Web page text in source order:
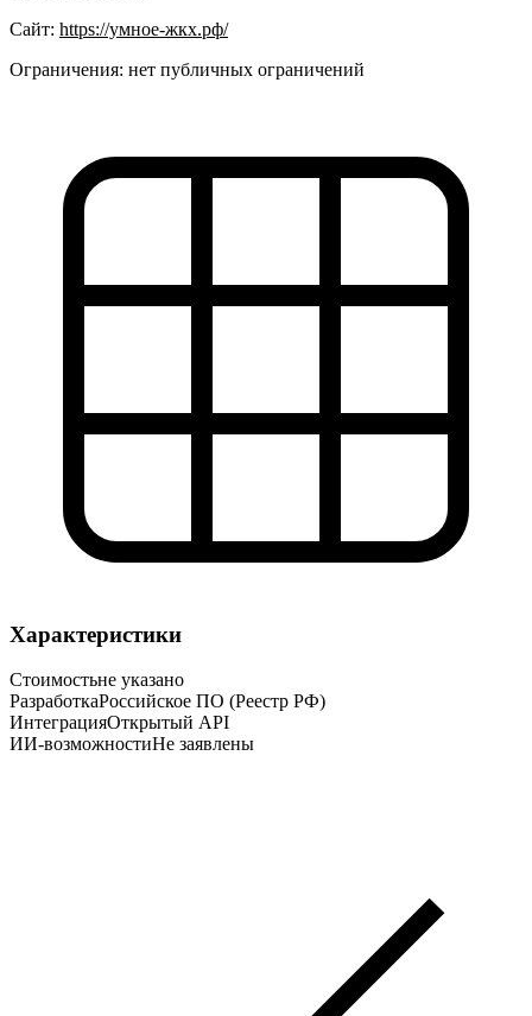
Сайт: https://умное-жкх.рф/
Ограничения: нет публичных ограничений
Характеристики
Стоимостьне указано
РазработкаРоссийское ПО (Реестр РФ)
ИнтеграцияОткрытый API
ИИ-возможностиНе заявлены